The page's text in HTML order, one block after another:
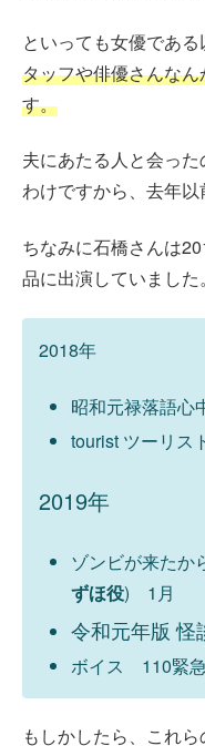
といっても女優である
タッフや俳優さんな
す。
夫にあたる人と会っ
わけですから、去年以
ちなみに石橋さんは
品に出演していました。
2018年
昭和元禄落語
tourist ツーリ
2019年
ゾンビが来たか
ずほ役) 1月
令和元年版
ボイス 110緊
もしかしたら、これ